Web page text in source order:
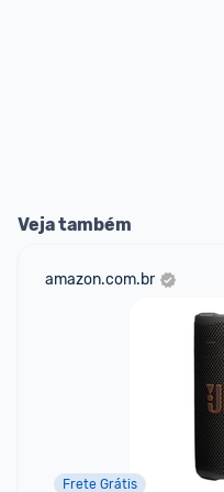
Veja também
amazon.com.br
Frete Grátis